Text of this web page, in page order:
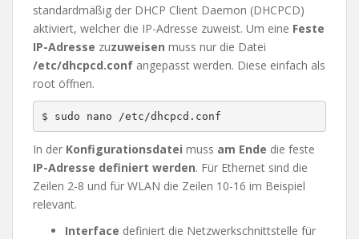
standardmäßig der DHCP Client Daemon (DHCPCD)
aktiviert, welcher die IP-Adresse zuweist. Um eine Feste
IP-Adresse zuzuweisen muss nur die Datei
/etc/dhcpcd.conf angepasst werden. Diese einfach als
root öffnen.
In der Konfigurationsdatei muss am Ende die feste
IP-Adresse definiert werden. Für Ethernet sind die
Zeilen 2-8 und für WLAN die Zeilen 10-16 im Beispiel
relevant.
Interface definiert die Netzwerkschnittstelle für